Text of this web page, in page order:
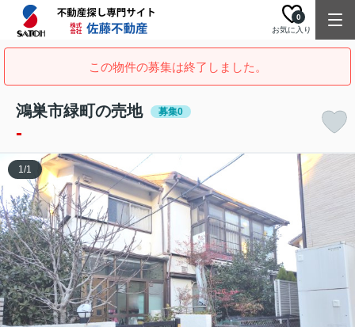
お気に入り
0
この物件の募集は終了しました。
鴻巣市緑町の売地 募集0
-
1/1